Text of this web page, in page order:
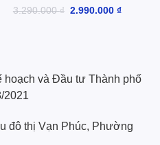
3.290.000₫ Giá
2.990.000 ₫Giá
hoạch và Đầu tư Thành phố
2021
đô thị Vạn Phúc, Phường